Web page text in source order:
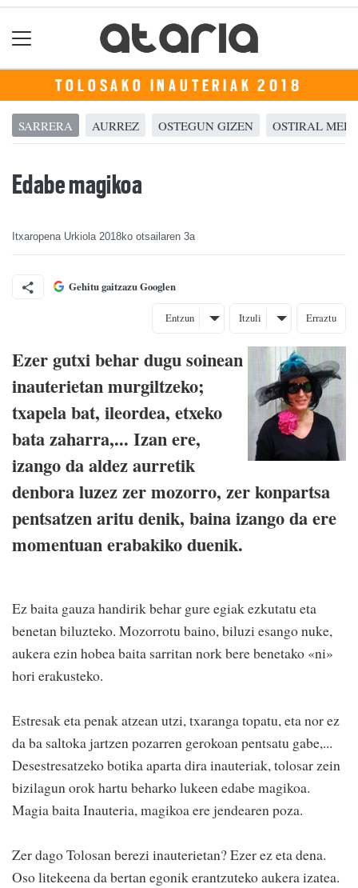
TOLOSAKO INAUTERIAK 2018
SARRERA AURREZ OSTEGUN GIZEN OSTIRAL
Edabe magikoa
Itxaropena Urkiola 2018ko otsailaren 3a
Gehitu gaitzazu Googlen
Entzun Itzuli Erraztu
Ezer gutxi behar dugu soinean
inauterietan murgiltzeko;
txapela bat, ileordea, etxeko
bata zaharra,... Izan ere,
izango da aldez aurretik
denbora luzez zer mozorro, zer konpartsa
pentsatzen aritu denik, baina izango da ere
momentuan erabakiko duenik.
Ez baita gauza handirik behar gure egiak ezkutatu eta
benetan biluzteko. Mozorrotu baino, biluzi esango nuke,
aukera ezin hobea baita sarritan nork bere benetako «ni»
hori erakusteko.
Estresak eta penak atzean utzi, txaranga topatu, eta nor ez
da ba saltoka jartzen pozarren gerokoan pentsatu gabe,...
Desestresatzeko botika aparta dira inauteriak, tolosar zein
bizilagun orok hartu beharko lukeen edabe magikoa.
Magia baita Inauteria, magikoa ere jendearen poza.
Zer dago Tolosan berezi inauterietan? Ezer ez eta dena.
Oso litekeena da bertan egonik erantzuteko aukera izatea.